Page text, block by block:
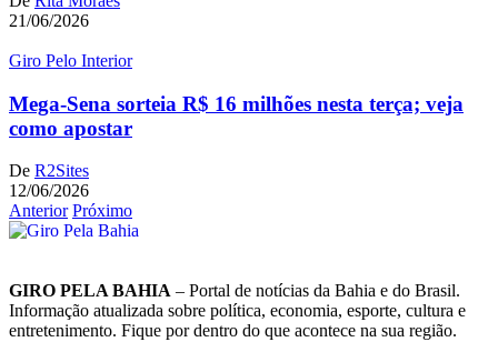
21/06/2026
Giro Pelo Interior
Mega-Sena sorteia R$ 16 milhões nesta terça; veja
como apostar
De R2Sites
12/06/2026
Anterior Próximo
GIRO PELA BAHIA – Portal de notícias da Bahia e do Brasil.
Informação atualizada sobre política, economia, esporte, cultura e
entretenimento. Fique por dentro do que acontece na sua região.